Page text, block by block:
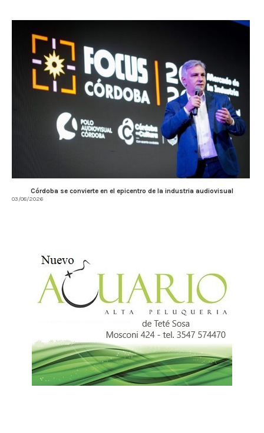
Córdoba se convierte en el epicentro de la industria audiovisual
03/08/2026